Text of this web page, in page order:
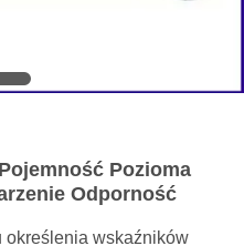
Pozioma
Odporność
określenia wskaźników